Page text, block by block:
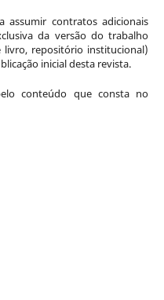
assumir contratos adicionais
da versão do trabalho
repositório institucional)
inicial desta revista.
conteúdo que consta no